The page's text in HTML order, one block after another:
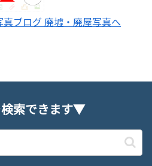
索できます▼